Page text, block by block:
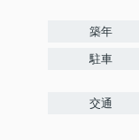
築年
駐車
交通